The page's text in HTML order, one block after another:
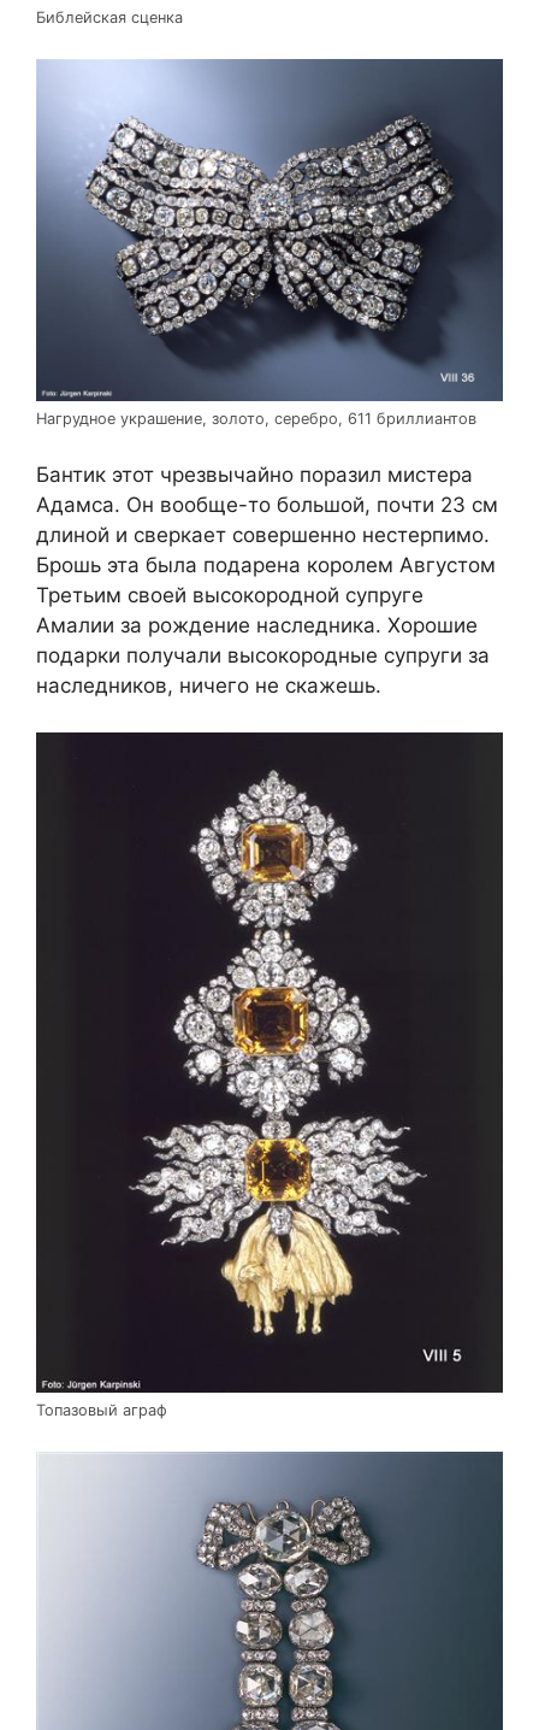
Библейская сценка
Нагрудное украшение, золото, серебро, 611 бриллиантов
Бантик этот чрезвычайно поразил мистера
Адамса. Он вообще-то большой, почти 23 см
длиной и сверкает совершенно нестерпимо.
Брошь эта была подарена королем Августом
Третьим своей высокородной супруге
Амалии за рождение наследника. Хорошие
подарки получали высокородные супруги за
наследников, ничего не скажешь.
Топазовый аграф